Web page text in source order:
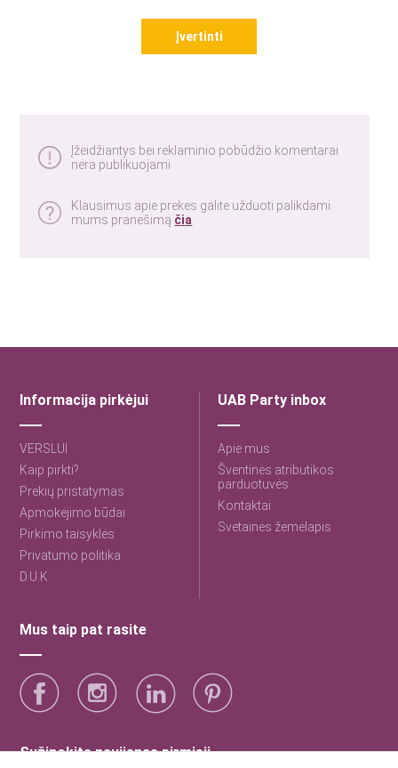
Įvertinti
Įžeidžiantys bei reklaminio pobūdžio komentarai
nėra publikuojami
Klausimus apie prekes galite užduoti palikdami
mums pranešimą čia
Informacija pirkėjui
VERSLUI
Kaip pirkti?
Prekių pristatymas
Apmokėjimo būdai
Pirkimo taisyklės
Privatumo politika
D.U.K.
UAB Party inbox
Apie mus
Šventinės atributikos
parduotuvės
Kontaktai
Svetainės žemėlapis
Mus taip pat rasite
Sužinokite naujienas pirmieji